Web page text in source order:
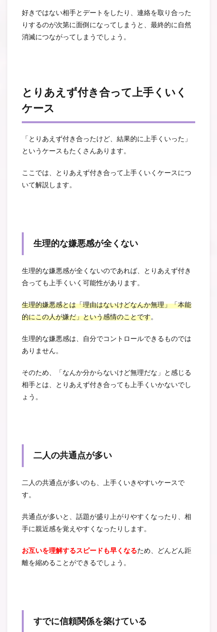
好きではない相手とデートをしたり、連絡を取り合った
りするのが次第に面倒になってしまうと、最終的に自然
消滅につながってしまうでしょう。
とりあえず付き合って上手くいく
ケース
「とりあえず付き合ったけど、結果的に上手くいった」
というケースもたくさんあります。
ここでは、とりあえず付き合って上手くいくケースにつ
いて解説します。
生理的な嫌悪感が全くない
生理的な嫌悪感が全くないのであれば、とりあえず付き
合っても上手くいく可能性があります。
生理的嫌悪感とは「理由はないけどなんか無理」「本能
的にこの人が嫌だ」という感情のことです。
生理的な嫌悪感は、自分でコントロールできるものでは
ありません。
そのため、「なんか分からないけど無理だな」と感じる
相手とは、とりあえず付き合っても上手くいかないでし
ょう。
二人の共通点が多い
二人の共通点が多いのも、上手くいきやすいケースで
す。
共通点が多いと、話題が盛り上がりやすくなったり、相
手に親近感を覚えやすくなったりします。
お互いを理解するスピードも早くなるため、どんどん距
離を縮めることができるでしょう。
すでに信頼関係を築けている